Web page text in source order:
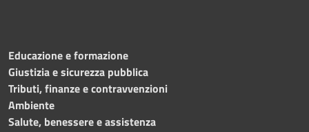
Educazione e formazione
Giustizia e sicurezza pubblica
Tributi, finanze e contravvenzioni
Ambiente
Salute, benessere e assistenza